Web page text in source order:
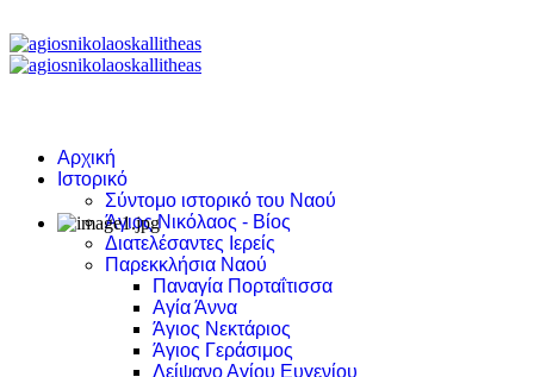
Αρχική
Ιστορικό
Σύντομο ιστορικό του Ναού
Άγιος Νικόλαος - Βίος
Διατελέσαντες Ιερείς
Παρεκκλήσια Ναού
Παναγία Πορταΐτισσα
Αγία Άννα
Άγιος Νεκτάριος
Άγιος Γεράσιμος
Λείψανο Αγίου Ευγενίου